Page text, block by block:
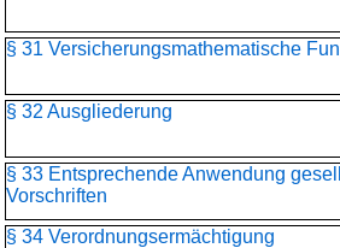
§ 31 Versicherungsmathematische
§ 32 Ausgliederung
§ 33 Entsprechende Anwendung
Vorschriften
§ 34 Verordnungsermächtigung